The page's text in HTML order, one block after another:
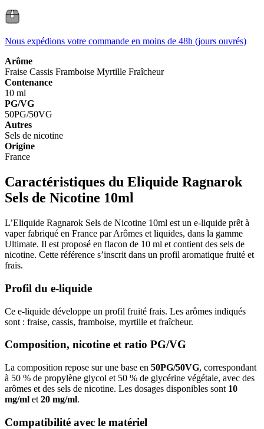
Nous expédions votre commande en moins de 48h (jours ouvrés)
Arôme
Fraise Cassis Framboise Myrtille Fraîcheur
Contenance
10 ml
PG/VG
50PG/50VG
Autres
Sels de nicotine
Origine
France
Caractéristiques du Eliquide Ragnarok
Sels de Nicotine 10ml
L’Eliquide Ragnarok Sels de Nicotine 10ml est un e-liquide prêt à
vaper fabriqué en France par Arômes et liquides, dans la gamme
Ultimate. Il est proposé en flacon de 10 ml et contient des sels de
nicotine. Cette référence s’inscrit dans un profil aromatique fruité et
frais.
Profil du e-liquide
Ce e-liquide développe un profil fruité frais. Les arômes indiqués
sont : fraise, cassis, framboise, myrtille et fraîcheur.
Composition, nicotine et ratio PG/VG
La composition repose sur une base en 50PG/50VG, correspondant
à 50 % de propylène glycol et 50 % de glycérine végétale, avec des
arômes et des sels de nicotine. Les dosages disponibles sont 10
mg/ml et 20 mg/ml.
Compatibilité avec le matériel